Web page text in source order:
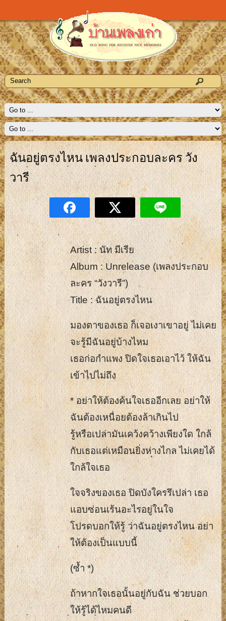
ฉันอยู่ตรงไหน เพลงประกอบละคร วัง
วารี
Artist : นัท มีเรีย
Album : Unrelease (เพลงประกอบ
ละคร “วังวารี”)
Title : ฉันอยู่ตรงไหน
มองตาของเธอ ก็เจอเงาเขาอยู่ ไม่เคย
จะรู้มีฉันอยู่บ้างไหม
เธอก่อกำแพง ปิดใจเธอเอาไว้ ให้ฉัน
เข้าไปไม่ถึง
* อย่าให้ต้องค้นใจเธออีกเลย อย่าให้
ฉันต้องเหนื่อยต้องล้าเกินไป
รู้หรือเปล่ามันเคว้งคว้างเพียงใด ใกล้
กับเธอแต่เหมือนยิ่งห่างไกล ไม่เคยได้
ใกล้ใจเธอ
ใจจริงของเธอ ปิดบังใครรึเปล่า เธอ
แอบซ่อนเร้นอะไรอยู่ในใจ
โปรดบอกให้รู้ ว่าฉันอยู่ตรงไหน อย่า
ให้ต้องเป็นแบบนี้
(ซ้ำ *)
ถ้าหากใจเธอนั้นอยู่กับฉัน ช่วยบอก
ให้รู้ได้ไหมคนดี